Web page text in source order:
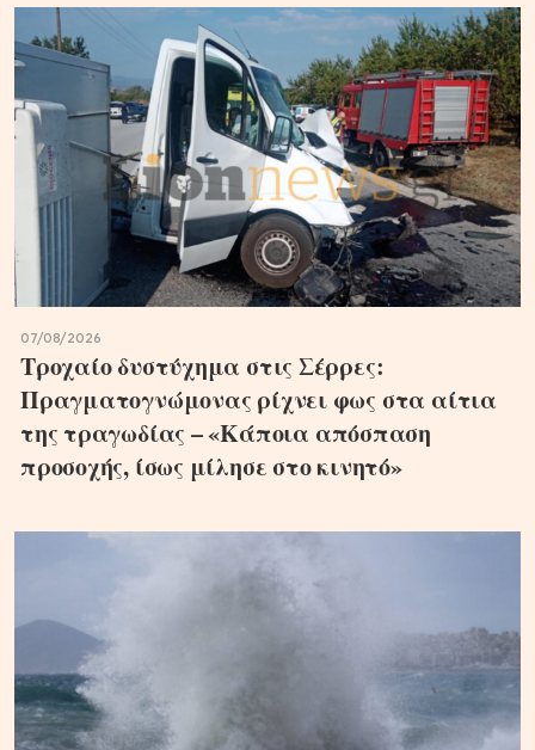
07/08/2026
Τροχαίο δυστύχημα στις Σέρρες:
Πραγματογνώμονας ρίχνει φως στα αίτια
της τραγωδίας – «Κάποια απόσπαση
προσοχής, ίσως μίλησε στο κινητό»